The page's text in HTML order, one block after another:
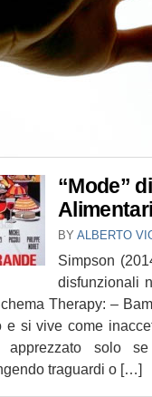
“Mode”
BY ALBERTO
Simpson
disfunzionali
Therapy: –
e si vive come
apprezzato solo
traguardi o […]